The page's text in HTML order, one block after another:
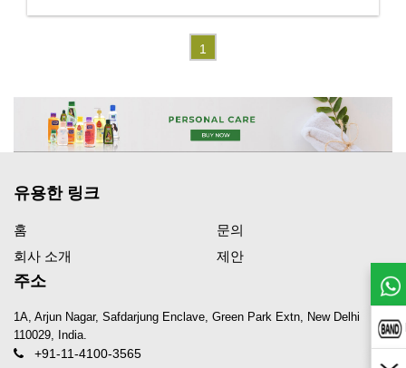
1
유용한 링크
홈
회사 소개
문의
제안
주소
1A, Arjun Nagar, Safdarjung Enclave, Green Park Extn, New Delhi
110029, India.
+91-11-4100-3565